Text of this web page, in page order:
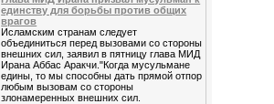
единству для борьбы против общих
врагов
Исламским странам следует
объединиться перед вызовами со стороны
внешних сил, заявил в пятницу глава МИД
Ирана Аббас Аракчи."Когда мусульмане
едины, то мы способны дать прямой отпор
любым вызовам со стороны
злонамеренных внешних сил.